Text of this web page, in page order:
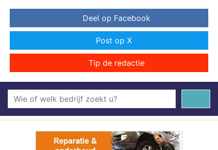
Deel op Facebook
Post op X
Tip de redactie